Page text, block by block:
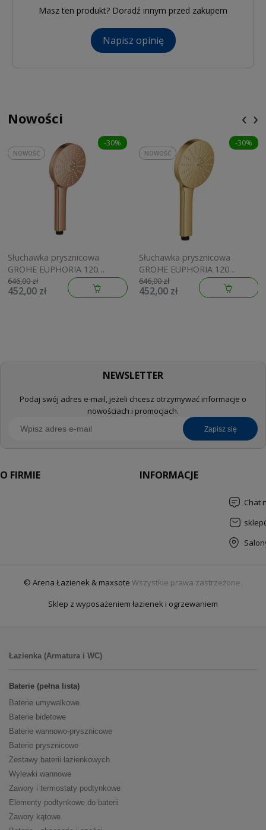
Masz ten produkt? Doradź innym przed zakupem
Napisz opinię
Nowości
-30%
Słuchawka prysznicowa
GROHE EUPHORIA 120
brushed warm sunset
134883DL00
646,00 zł
452,00 zł
NOWOŚĆ
-30%
Słuchawka prysznicowa
GROHE EUPHORIA 120
brushed cool sunrise
134883GN00
646,00 zł
452,00 zł
NOWOŚĆ
‹ ›
NEWSLETTER
Podaj swój adres e-mail, jeżeli chcesz otrzymywać informacje o
nowościach i promocjach.
zapisz się
O FIRMIE INFORMACJE
Chat
© Arena Łazienek & maxsote Wszystkie prawa zastrzeżone.
Sklep z wyposażeniem łazienek i ogrzewaniem
Łazienka (Armatura i WC)
Baterie (pełna lista)
Baterie umywalkowe
Baterie bidetowe
Baterie wannowo-prysznicowe
Baterie prysznicowe
Zestawy baterii łazienkowych
Wylewki wannowe
Zawory i termostaty podtynkowe
Elementy podtynkowe do baterii
Zawory kątowe